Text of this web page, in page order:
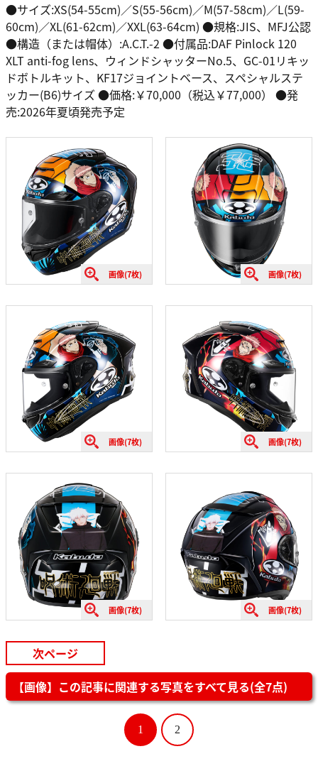
●サイズ:XS(54-55cm)／S(55-56cm)／M(57-58cm)／L(59-
60cm)／XL(61-62cm)／XXL(63-64cm) ●規格:JIS、MFJ公認
●構造（または帽体）:A.C.T.-2 ●付属品:DAF Pinlock 120
XLT anti-fog lens、ウィンドシャッターNo.5、GC-01リキッ
ドボトルキット、KF17ジョイントベース、スペシャルステ
ッカー(B6)サイズ ●価格:￥70,000（税込￥77,000） ●発
売:2026年夏頃発売予定
画像(7枚) 画像(7枚)
画像(7枚) 画像(7枚)
画像(7枚) 画像(7枚)
次ページ
【画像】この記事に関連する写真をすべて見る(全7点)
1 2